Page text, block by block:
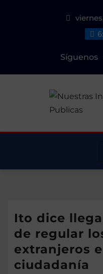
Síguenos
Ito dice
de regular
extranjeros
ciudadanía